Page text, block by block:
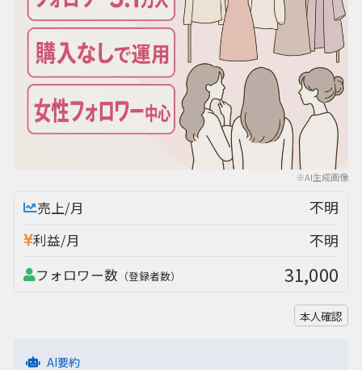
※AI生成画像
売上/月 不明
利益/月 不明
フォロワー数 （登録者数） 31,000
本人確認
AI要約